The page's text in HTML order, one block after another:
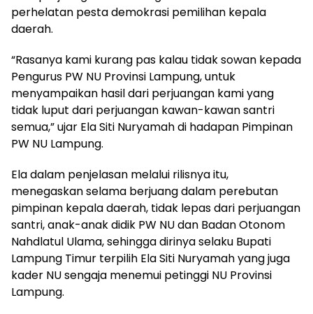
perhelatan pesta demokrasi pemilihan kepala
daerah.
“Rasanya kami kurang pas kalau tidak sowan kepada
Pengurus PW NU Provinsi Lampung, untuk
menyampaikan hasil dari perjuangan kami yang
tidak luput dari perjuangan kawan-kawan santri
semua,” ujar Ela Siti Nuryamah di hadapan Pimpinan
PW NU Lampung.
Ela dalam penjelasan melalui rilisnya itu,
menegaskan selama berjuang dalam perebutan
pimpinan kepala daerah, tidak lepas dari perjuangan
santri, anak-anak didik PW NU dan Badan Otonom
Nahdlatul Ulama, sehingga dirinya selaku Bupati
Lampung Timur terpilih Ela Siti Nuryamah yang juga
kader NU sengaja menemui petinggi NU Provinsi
Lampung.